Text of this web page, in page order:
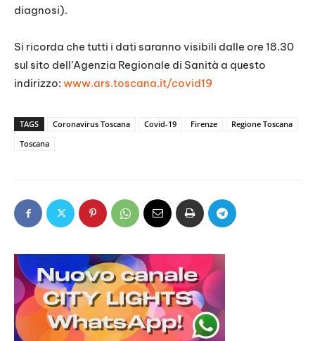
diagnosi).
Si ricorda che tutti i dati saranno visibili dalle ore 18.30
sul sito dell’Agenzia Regionale di Sanità a questo
indirizzo: www.ars.toscana.it/covid19
TAGS Coronavirus Toscana Covid-19 Firenze
Regione Toscana
Toscana